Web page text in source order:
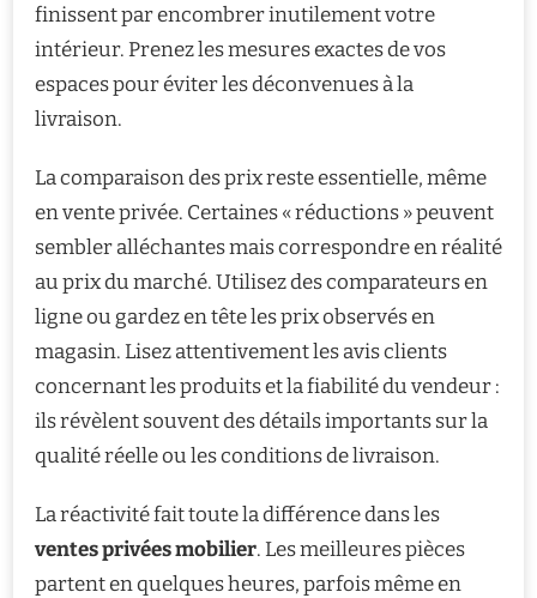
finissent par encombrer inutilement votre
intérieur. Prenez les mesures exactes de vos
espaces pour éviter les déconvenues à la
livraison.
La comparaison des prix reste essentielle, même
en vente privée. Certaines « réductions » peuvent
sembler alléchantes mais correspondre en réalité
au prix du marché. Utilisez des comparateurs en
ligne ou gardez en tête les prix observés en
magasin. Lisez attentivement les avis clients
concernant les produits et la fiabilité du vendeur :
ils révèlent souvent des détails importants sur la
qualité réelle ou les conditions de livraison.
La réactivité fait toute la différence dans les
ventes privées mobilier. Les meilleures pièces
partent en quelques heures, parfois même en